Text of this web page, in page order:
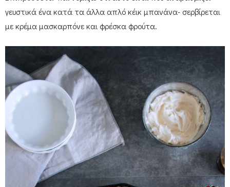
γευστικά ένα κατά τα άλλα απλό κέικ μπανάνα- σερβίρεται
με κρέμα μασκαρπόνε και φρέσκα φρούτα.